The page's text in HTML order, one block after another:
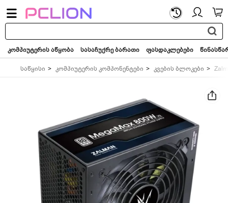
საძიებო
სიტყვა...
კომპიუტერის აწყობა სასაჩუქრე ბარათი ფასდაკლებები
საწყისი კომპიუტერის კომპონენტები კვების ბლოკები